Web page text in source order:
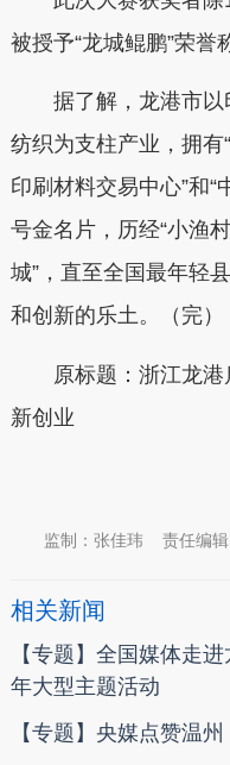
被授予“龙城鲲鹏”荣誉
据了解，龙港市
纺织为支柱产业，拥有
印刷材料交易中心”和“
号金名片，历经“小渔
城”，直至全国最年轻
和创新的乐土。（完）
原标题： 浙江龙港
新创业
责任编
监制：张佳玮
相关新闻
【专题】全国媒体走
年大型主题活动
【专题】央媒点赞温州